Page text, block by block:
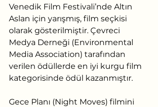
Venedik Film Festivali’nde Altın
Aslan için yarışmış, film seçkisi
olarak gösterilmiştir. Çevreci
Medya Derneği (Environmental
Media Association) tarafından
verilen ödüllerde en iyi kurgu film
kategorisinde ödül kazanmıştır.
Gece Planı (Night Moves) filmini